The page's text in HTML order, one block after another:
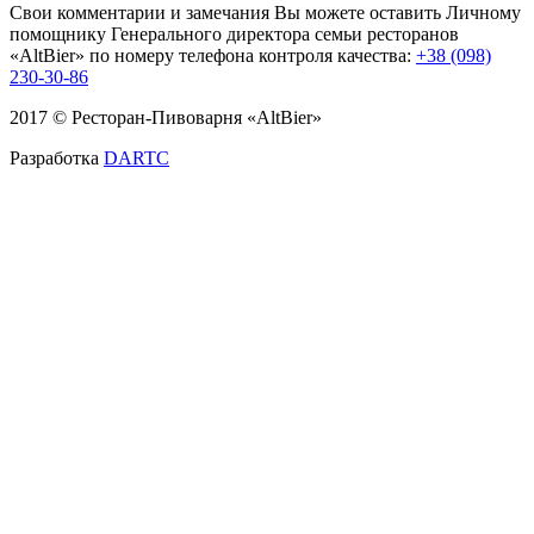
Свои комментарии и замечания Вы можете оставить Личному
помощнику Генерального директора семьи ресторанов
«AltBier» по номеру телефона контроля качества: +38 (098)
230-30-86
2017 © Ресторан-Пивоварня «AltBier»
Разработка DARTC